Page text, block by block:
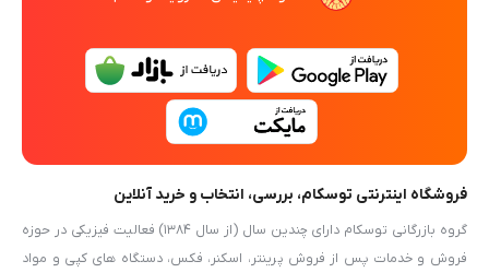
فروشگاه اینترنتی توسکام، بررسی، انتخاب و خرید آنلاین
گروه بازرگانی توسکام دارای چندین سال (از سال ۱۳۸۴) فعالیت فیزیکی در حوزه
فروش و خدمات پس از فروش پرینتر، اسکنر، فکس، دستگاه های کپی و مواد